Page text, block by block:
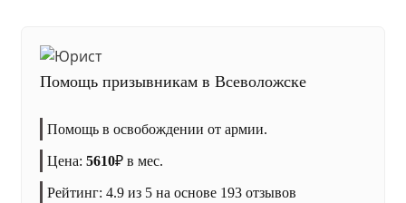
Помощь призывникам в Всеволожске
Помощь в освобождении от армии.
Цена: 5610₽ в мес.
Рейтинг: 4.9 из 5 на основе 193 отзывов